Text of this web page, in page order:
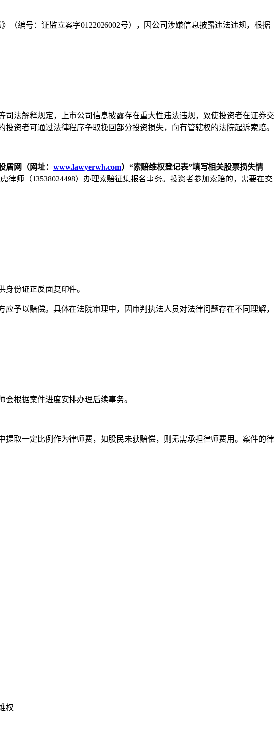
（编号：证监立案字0122026002号），因公司涉嫌信息披露违法违规，根据
法解释规定，上市公司信息披露存在重大性违法违规，致使投资者在证券交
资者可通过法律程序争取挽回部分投资损失，向有管辖权的法院起诉索赔。
盾网（网址： www.lawyerwh.com）“索赔维权登记表”填写相关股票损失情
律师（13538024498）办理索赔征集报名事务。投资者参加索赔的，需要在交
份证正反面复印件。
予以赔偿。具体在法院审理中，因审判执法人员对法律问题存在不同理解，
根据案件进度安排办理后续事务。
取一定比例作为律师费，如股民未获赔偿，则无需承担律师费用。案件的律
权